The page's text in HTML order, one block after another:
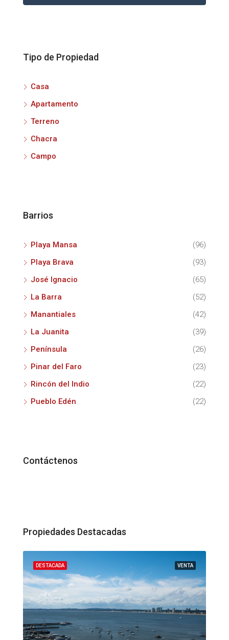
Tipo de Propiedad
Casa
Apartamento
Terreno
Chacra
Campo
Barrios
Playa Mansa
(96)
Playa Brava
(93)
José Ignacio
(65)
La Barra
(52)
Manantiales
(42)
La Juanita
(39)
Península
(26)
Pinar del Faro
(23)
Rincón del Indio
(22)
Pueblo Edén
(22)
Contáctenos
Propiedades Destacadas
VENTA
DESTACADA